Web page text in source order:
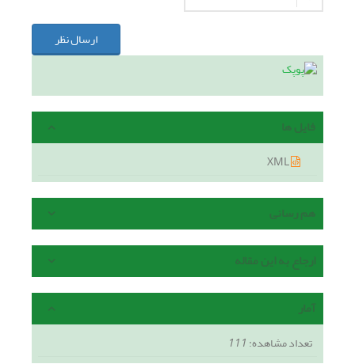
ارسال نظر
فایل ها
هم رسانی
ارجاع به این مقاله
آمار
تعداد مشاهده:111